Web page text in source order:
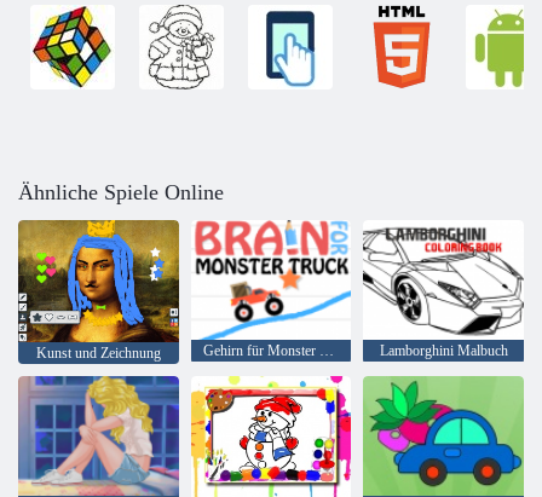
Ähnliche Spiele Online
Kunst und Zeichnung Gehirn für Monster Truck Lamborghini Malbuch